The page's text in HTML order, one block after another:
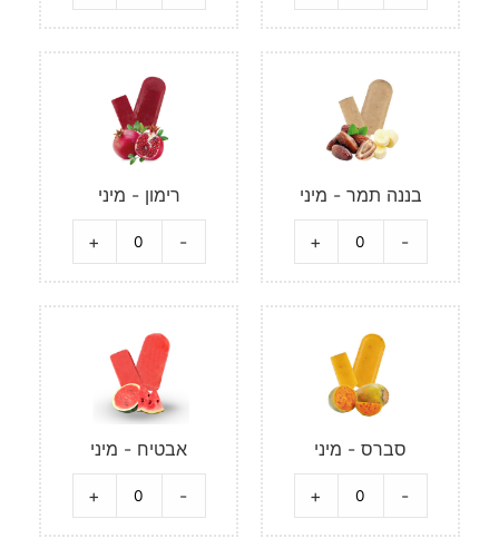
בננה תמר - מיני
-
+
רימון - מיני
-
+
סברס - מיני
-
+
אבטיח - מיני
-
+